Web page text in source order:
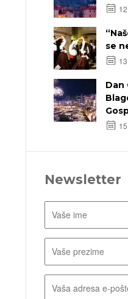
se
Dan
Newsletter